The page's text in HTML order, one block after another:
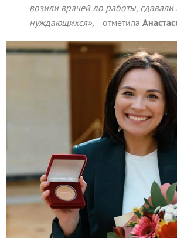
возили врачей до работы, сдавали
нуждающихся», – отметила